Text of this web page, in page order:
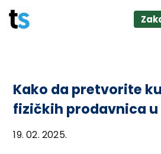
Skip
to
AI +
Kako da pretvorite
fizičkih prodavnica
19. 02. 2025.